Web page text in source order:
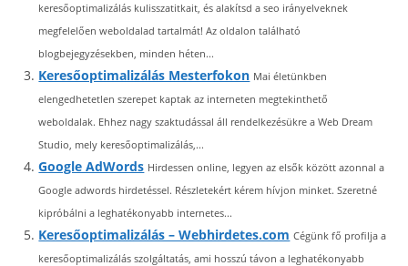
keresőoptimalizálás kulisszatitkait, és alakítsd a seo irányelveknek
megfelelően weboldalad tartalmát! Az oldalon található
blogbejegyzésekben, minden héten...
Keresőoptimalizálás Mesterfokon Mai életünkben
elengedhetetlen szerepet kaptak az interneten megtekinthető
weboldalak. Ehhez nagy szaktudással áll rendelkezésükre a Web Dream
Studio, mely keresőoptimalizálás,...
Google AdWords Hirdessen online, legyen az elsők között azonnal a
Google adwords hirdetéssel. Részletekért kérem hívjon minket. Szeretné
kipróbálni a leghatékonyabb internetes...
Keresőoptimalizálás – Webhirdetes.com Cégünk fő profilja a
keresőoptimalizálás szolgáltatás, ami hosszú távon a leghatékonyabb